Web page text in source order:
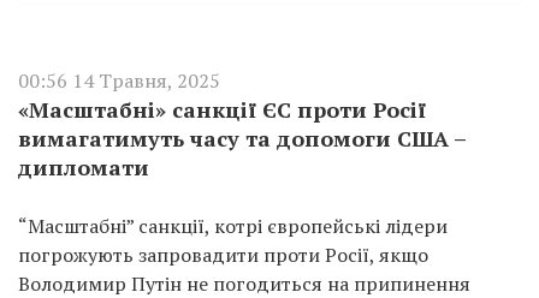
00:56 14 Травня, 2025
«Масштабні» санкції ЄС проти Росії
вимагатимуть часу та допомоги США –
дипломати
“Масштабні” санкції, котрі європейські лідери
погрожують запровадити проти Росії, якщо
Володимир Путін не погодиться на припинення